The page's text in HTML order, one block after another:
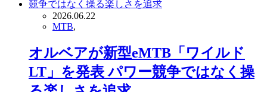
2026.06.22
MTB,
オルベアが新型eMTB「ワイルド
LT」を発表 パワー競争ではなく操